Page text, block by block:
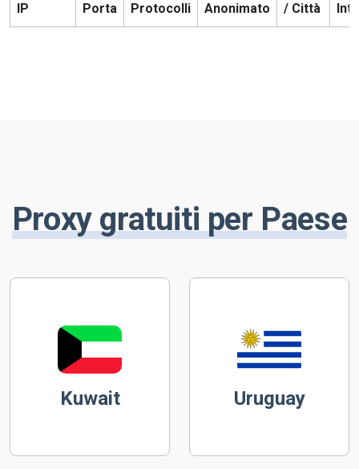
IP
Porta Protocolli Anonimato
/ Città
Proxy gratuiti per Paese
Kuwait Uruguay